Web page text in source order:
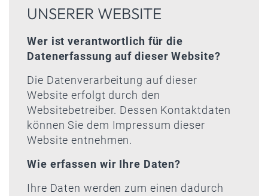
UNSERER WEBSITE
Wer ist verantwortlich für die
Datenerfassung auf dieser Website?
Die Datenverarbeitung auf dieser
Website erfolgt durch den
Websitebetreiber. Dessen Kontaktdaten
können Sie dem Impressum dieser
Website entnehmen.
Wie erfassen wir Ihre Daten?
Ihre Daten werden zum einen dadurch